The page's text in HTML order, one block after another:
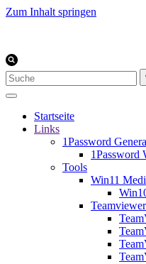
Zum Inhalt springen
Suchen
nach …
Startseite
Links
1Password
1Password
Tools
Win11
Teamviewer